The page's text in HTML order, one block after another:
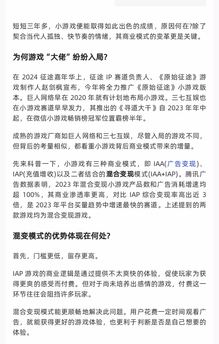
短短三年多，小游戏便能取得如此出色的成绩，原因何在?除了
契合当代人孤独、快节奏的情绪，其商业模式的变革更是关键。
为何游戏“大佬”纷纷入局?
在 2024 征途嘉年华上，征途 IP 赛道负责人、《原始征途》游
戏制作人赵剑枫宣布，今年将全力推广《原始征途》小游戏版
本。巨人网络早在 2020 年就有计划地布局小游戏。三七互娱也
在小游戏赛道早早发力，其推出的《寻道大千》自 2023 年年中
起，在微信小游戏畅销榜冠军位置霸榜半年。
成熟的游戏厂商如巨人网络和三七互娱，尽管入局的游戏不同，
但背后的考量相似，都看重小游戏背后商业模式带来的增量。
先来科普一下，小游戏有三种商业模式，即 IAA(广告变现)、
IAP(充值增收)以及二者结合的混合变现模式(IAA+IAP)。腾讯广
告数据表明，2023 年混合变现小游戏产品数和广告消耗增速均
超 100%，其商业渗透率更高，对比 IAP 综合变现率高出近 3
倍，是 2023 年平台买量趋势中增速最快的赛道。上述提到的两
款游戏均为混合变现游戏。
混变模式的优势体现在何处?
首先，门槛更低，留存更高。
IAP 游戏的商业逻辑是通过提供不太爽快的体验，促使玩家为获
得更爽的感受而付费。但对于尚未培养出感情的游戏，付费这一
环节往往会阻挡许多玩家。
混合变现模式能更顺畅地解决此问题。用户花费一定时间观看广
告，就能获得更好的游戏体验，也更利于判断是否是自己想要的
体验。